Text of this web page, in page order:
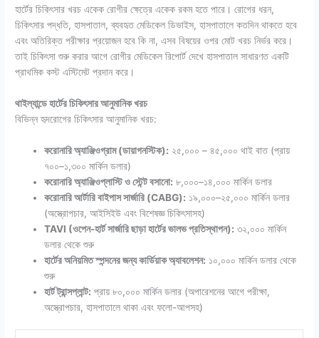
হার্টের চিকিৎসার খরচ একেক রোগীর ক্ষেত্রে একেক রকম হতে পারে। রোগের ধরন,
চিকিৎসার পদ্ধতি, হাসপাতাল, ব্যবহৃত মেডিকেল ডিভাইস, হাসপাতালে কতদিন থাকতে হবে
এবং অতিরিক্ত পরীক্ষার প্রয়োজন হবে কি না, এসব বিষয়ের ওপর মোট খরচ নির্ভর করে।
তাই চিকিৎসা শুরু করার আগে রোগীর মেডিকেল রিপোর্ট দেখে হাসপাতাল সাধারণত একটি
প্রাথমিক কস্ট এস্টিমেট প্রদান করে।
থাইল্যান্ডে হার্টের চিকিৎসার আনুমানিক খরচ
বিভিন্ন হৃদরোগের চিকিৎসার আনুমানিক খরচ:
করোনারি অ্যাঞ্জিওগ্রাম (ডায়াগনস্টিক): ২৫,০০০ – ৪৫,০০০ থাই বাত (প্রায়
৭০০–১,৩০০ মার্কিন ডলার)
করোনারি অ্যাঞ্জিওপ্লাস্টি ও স্টেন্ট বসানো: ৮,০০০–১৪,০০০ মার্কিন ডলার
করোনারি আর্টারি বাইপাস সার্জারি (CABG): ১৯,০০০–২৫,০০০ মার্কিন ডলার
(অস্ত্রোপচার, আইসিইউ এবং বিশেষজ্ঞ চিকিৎসাসহ)
TAVI (ওপেন-হার্ট সার্জারি ছাড়া হার্টের ভালভ প্রতিস্থাপন): ৩২,০০০ মার্কিন
ডলার থেকে শুরু
হার্টের অনিয়মিত স্পন্দনের জন্য কার্ডিয়াক অ্যাবলেশন: ১০,০০০ মার্কিন ডলার থেকে
শুরু
হার্ট ট্রান্সপ্লান্ট: প্রায় ৮০,০০০ মার্কিন ডলার (অপারেশনের আগে পরীক্ষা,
অস্ত্রোপচার, হাসপাতালে থাকা এবং ফলো-আপসহ)